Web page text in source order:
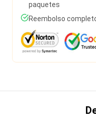
paquetes
Reembolso